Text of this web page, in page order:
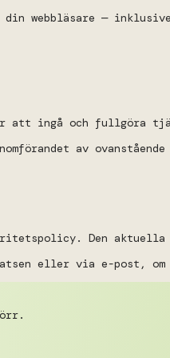
webbläsare —
att ingå och fullgöra
av ovanstående
Den
eller via e-post,